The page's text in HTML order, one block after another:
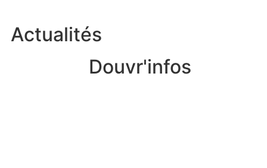
Actualités
Douvr'infos